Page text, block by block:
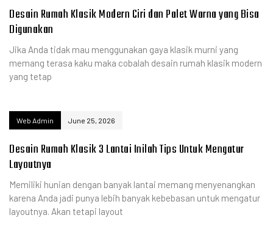
Desain Rumah Klasik Modern Ciri dan Palet Warna yang Bisa
Digunakan
Jika Anda tidak mau menggunakan gaya klasik murni yang
memang terasa kaku maka cobalah desain rumah klasik modern
yang tetap
Web Admin June 25, 2026
Desain Rumah Klasik 3 Lantai Inilah Tips Untuk Mengatur
Layoutnya
Memiliki hunian dengan banyak lantai memang menyenangkan
karena Anda jadi punya lebih banyak kebebasan untuk mengatur
layoutnya. Akan tetapi layout